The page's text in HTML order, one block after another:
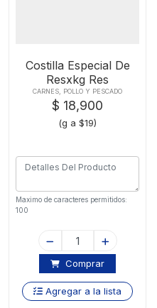
Costilla Especial De
Resxkg Res
CARNES, POLLO Y PESCADO
$ 18,900
(g a $19)
Maximo de caracteres permitidos:
100
Comprar
Agregar a la lista